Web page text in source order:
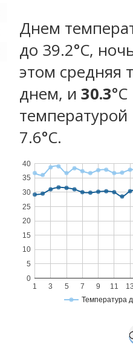
Днем
до 39.2°C,
этом средняя
днем, и 30.3
температурой
7.6°С.
Температура
1 3 5 7 9 11
0
5
10
15
20
25
30
35
40